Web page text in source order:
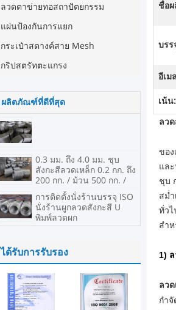
ลวดตาข่ายทอสถาปัตยกรรม
แผ่นป้องกันการแยก
กระเป๋าสตางค์สาย Mesh
กริปสตรัทตะแกรง
ผลิตภัณฑ์ที่ดีที่สุด
0.3 มม. ถึง 4.0 มม. ชุบ
สังกะสีลวดเหล็ก 0.2 กก. ถึง
200 กก. / ม้วน 500 กก. /
ม้วน
การติดตั้งนั่งร้านบรรจุ ISO
นั่งร้านผูกลวดสังกะสี U
พิมพ์ลวดผูก
ได้รับการรับรอง
ชื่อ
บร
อีเม
เน้น:
ลว
ของ
แล
ชุบ
สม่
ทั่ว
สำ
1)
ลว
กำ